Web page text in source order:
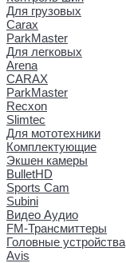
Для грузовых
Carax
ParkMaster
Для легковых
Arena
CARAX
ParkMaster
Recxon
Slimtec
Для мототехники
Комплектующие
Экшен камеры
BulletHD
Sports Cam
Subini
Видео Аудио
FM-Трансмиттеры
Головные устройства
Avis